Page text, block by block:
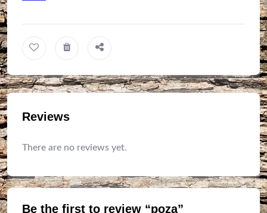
Reviews
There are no reviews yet.
Be the first to review “poza”